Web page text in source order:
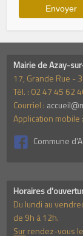
Mairie de Azay-
17, Grande Rue -
Tél. : 02 47 45 62
Courriel :
Application mobile :
Commune
Horaires
Du lundi au
de 9h à 12h.
Surrendez-vous